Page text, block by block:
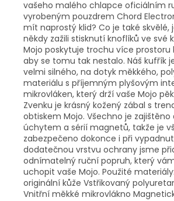
vašeho malého chlapce oficiálním
vyrobeným pouzdrem Chord
mít naprostý klid? Co je také skvělé,
někdy zažili stisknutí knoflíků ve své
Mojo poskytuje trochu více prostoru
aby se tomu tak nestalo. Náš kufřík
velmi silného, na dotyk měkkého,
materiálu s příjemným plyšovým
mikrovláken, který drží vaše Mojo
Zvenku je krásný kožený zábal s
obtiskem Mojo. Všechno je
úchytem a sérií magnetů, takže je
zabezpečeno dokonce i při
dodatečnou vrstvu ochrany jsme
odnímatelný ruční popruh, který
uchopit vaše Mojo. Použité
originální kůže Vstřikovaný
Vnitřní měkké mikrovlákno